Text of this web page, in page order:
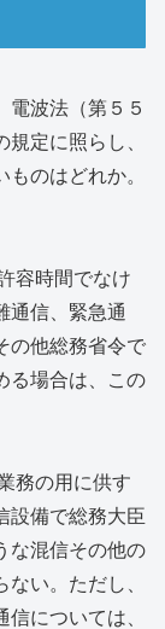
波法（第５５
定に照らし、
のはどれか。
容時間でなけ
通信、緊急通
の他総務省令で
る場合は、この
務の用に供す
設備で総務大臣
な混信その他の
い。ただし、
については、